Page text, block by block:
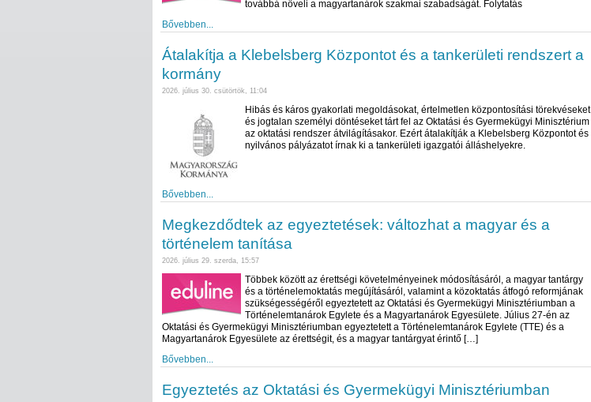
továbbá növeli a magyartanárok szakmai szabadságát. Folytatás
Bővebben...
Átalakítja a Klebelsberg Központot és a tankerületi rendszert a
kormány
2026. július 30. csütörtök, 11:04
Hibás és káros gyakorlati megoldásokat, értelmetlen központosítási törekvéseket
és jogtalan személyi döntéseket tárt fel az Oktatási és Gyermekügyi Minisztérium
az oktatási rendszer átvilágításakor. Ezért átalakítják a Klebelsberg Központot és
nyilvános pályázatot írnak ki a tankerületi igazgatói álláshelyekre.
Bővebben...
Megkezdődtek az egyeztetések: változhat a magyar és a
történelem tanítása
2026. július 29. szerda, 15:57
Többek között az érettségi követelményeinek módosításáról, a magyar tantárgy
és a történelemoktatás megújításáról, valamint a közoktatás átfogó reformjának
szükségességéről egyeztetett az Oktatási és Gyermekügyi Minisztériumban a
Történelemtanárok Egylete és a Magyartanárok Egyesülete. Július 27-én az
Oktatási és Gyermekügyi Minisztériumban egyeztetett a Történelemtanárok Egylete (TTE) és a
Magyartanárok Egyesülete az érettségit, és a magyar tantárgyat érintő […]
Bővebben...
Egyeztetés az Oktatási és Gyermekügyi Minisztériumban